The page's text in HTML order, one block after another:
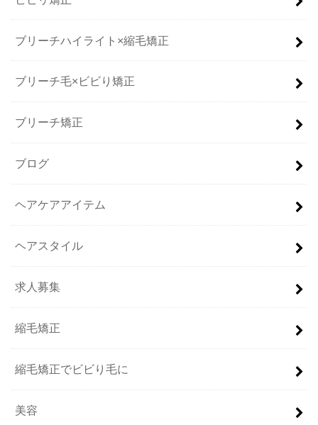
ブリーチハイライト×縮毛矯正
ブリーチ毛×ビビり矯正
ブリーチ矯正
ブログ
ヘアケアアイテム
ヘアスタイル
求人募集
縮毛矯正
縮毛矯正でビビり毛に
美容